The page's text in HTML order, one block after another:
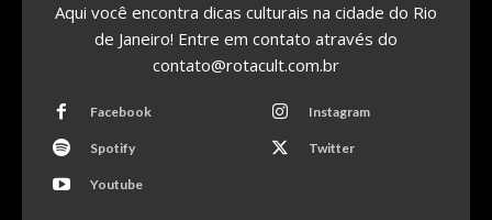
Aqui você encontra dicas culturais na cidade do Rio
de Janeiro! Entre em contato através do
contato@rotacult.com.br
Facebook Instagram
Spotify Twitter
Youtube